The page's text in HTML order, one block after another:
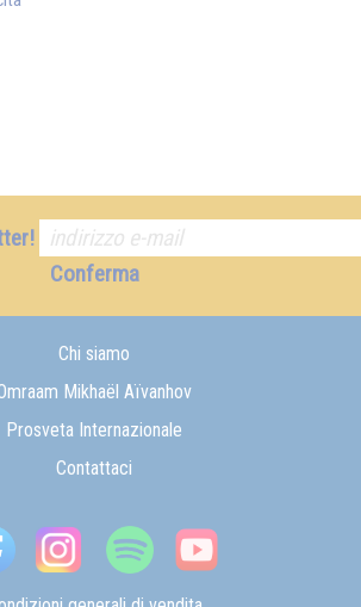
Conferma
Chi siamo
Mikhaël Aïvanhov
Prosveta Internazionale
Contattaci